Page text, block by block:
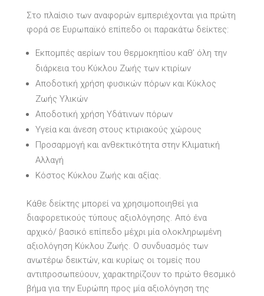
Στο πλαίσιο των αναφορών εμπεριέχονται για πρώτη
φορά σε Ευρωπαϊκό επίπεδο οι παρακάτω δείκτες:
Εκπομπές αερίων του θερμοκηπίου καθ’ όλη την
διάρκεια του Κύκλου Ζωής των κτιρίων
Αποδοτική χρήση φυσικών πόρων και Κύκλος
Ζωής Υλικών
Αποδοτική χρήση Υδάτινων πόρων
Υγεία και άνεση στους κτιριακούς χώρους
Προσαρμογή και ανθεκτικότητα στην Κλιματική
Αλλαγή
Κόστος Κύκλου Ζωής και αξίας.
Κάθε δείκτης μπορεί να χρησιμοποιηθεί για
διαφορετικούς τύπους αξιολόγησης. Από ένα
αρχικό/ βασικό επίπεδο μέχρι μία ολοκληρωμένη
αξιολόγηση Κύκλου Ζωής. Ο συνδυασμός των
ανωτέρω δεικτών, και κυρίως οι τομείς που
αντιπροσωπεύουν, χαρακτηρίζουν το πρώτο θεσμικό
βήμα για την Ευρώπη προς μία αξιολόγηση της